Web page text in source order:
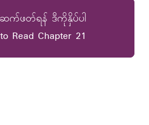
ဆက်ဖတ်ရန် ဒီကိုနှိပ်ပါ
Read Chapter 21